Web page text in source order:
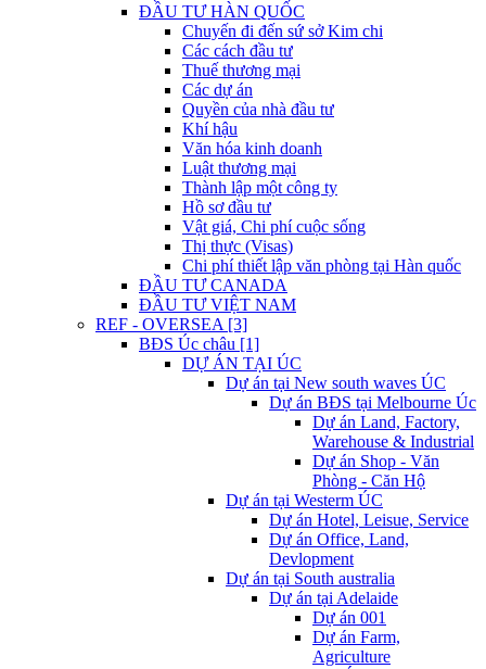
ĐẦU TƯ HÀN QUỐC
Chuyến đi đến sứ sở Kim chi
Các cách đầu tư
Thuế thương mại
Các dự án
Quyền của nhà đầu tư
Khí hậu
Văn hóa kinh doanh
Luật thương mại
Thành lập một công ty
Hồ sơ đầu tư
Vật giá, Chi phí cuộc sống
Thị thực (Visas)
Chi phí thiết lập văn phòng tại Hàn quốc
ĐẦU TƯ CANADA
ĐẦU TƯ VIỆT NAM
REF - OVERSEA [3]
BĐS Úc châu [1]
DỰ ÁN TẠI ÚC
Dự án tại New south waves ÚC
Dự án BĐS tại Melbourne Úc
Dự án Land, Factory,
Warehouse & Industrial
Dự án Shop - Văn
Phòng - Căn Hộ
Dự án tại Westerm ÚC
Dự án Hotel, Leisue, Service
Dự án Office, Land,
Devlopment
Dự án tại South australia
Dự án tại Adelaide
Dự án 001
Dự án Farm,
Agriculture